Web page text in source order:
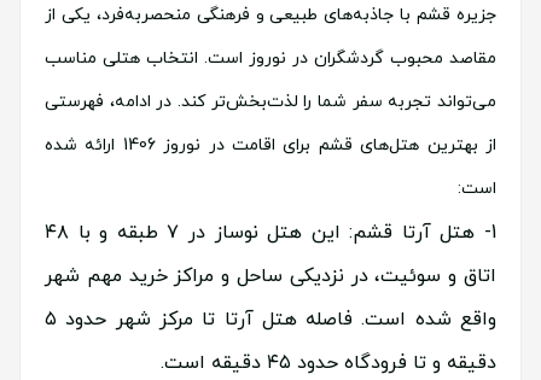
جزیره قشم با جاذبه‌های طبیعی و فرهنگی منحصربه‌فرد، یکی از
مقاصد محبوب گردشگران در نوروز است. انتخاب هتلی مناسب
می‌تواند تجربه سفر شما را لذت‌بخش‌تر کند. در ادامه، فهرستی
از بهترین هتل‌های قشم برای اقامت در نوروز 1406 ارائه شده
است:
هتل آرتا قشم: این هتل نوساز در ۷ طبقه و با ۴۸
اتاق و سوئیت، در نزدیکی ساحل و مراکز خرید مهم شهر
واقع شده است. فاصله هتل آرتا تا مرکز شهر حدود ۵
دقیقه و تا فرودگاه حدود ۴۵ دقیقه است.